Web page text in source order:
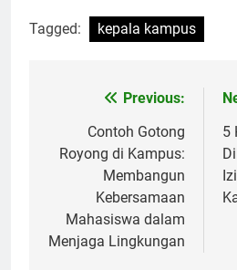
Tagged: kepala kampus
navigation
Previous:
Contoh Gotong
Royong di Kampus:
Membangun
Kebersamaan
Mahasiswa dalam
Menjaga Lingkungan
5